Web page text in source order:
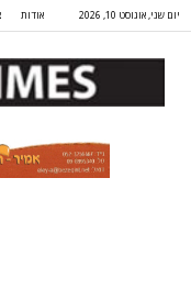
יום שני, אוגוסט 10, 2026 אודות